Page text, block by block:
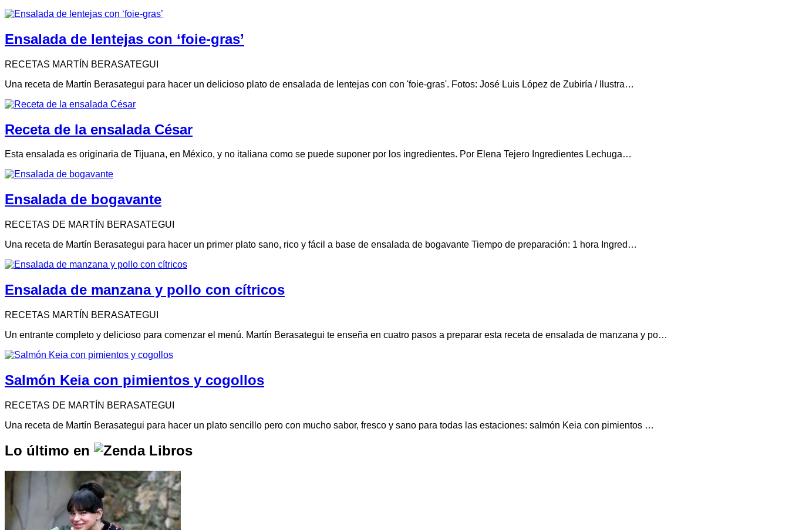
Ensalada de lentejas con ‘foie-gras’
RECETAS MARTÍN BERASATEGUI
Una receta de Martín Berasategui para hacer un delicioso plato de ensalada de lentejas con con 'foie-gras'. Fotos: José Luis López de Zubiría / Ilustra…
Receta de la ensalada César
Esta ensalada es originaria de Tijuana, en México, y no italiana como se puede suponer por los ingredientes. Por Elena Tejero Ingredientes Lechuga…
Ensalada de bogavante
RECETAS DE MARTÍN BERASATEGUI
Una receta de Martín Berasategui para hacer un primer plato sano, rico y fácil a base de ensalada de bogavante Tiempo de preparación: 1 hora Ingred…
Ensalada de manzana y pollo con cítricos
RECETAS MARTÍN BERASATEGUI
Un entrante completo y delicioso para comenzar el menú. Martín Berasategui te enseña en cuatro pasos a preparar esta receta de ensalada de manzana y po…
Salmón Keia con pimientos y cogollos
RECETAS DE MARTÍN BERASATEGUI
Una receta de Martín Berasategui para hacer un plato sencillo pero con mucho sabor, fresco y sano para todas las estaciones: salmón Keia con pimientos …
Lo último en